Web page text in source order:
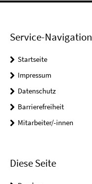
Service-Navigation
Startseite
Impressum
Datenschutz
Barrierefreiheit
Mitarbeiter/-innen
Diese Seite